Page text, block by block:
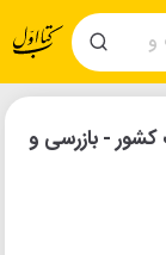
کشور - بازرسی و